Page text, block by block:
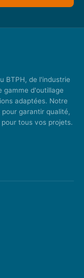
BTPH, de l'industrie
gamme d'outillage
adaptées. Notre
garantir qualité,
tous vos projets.